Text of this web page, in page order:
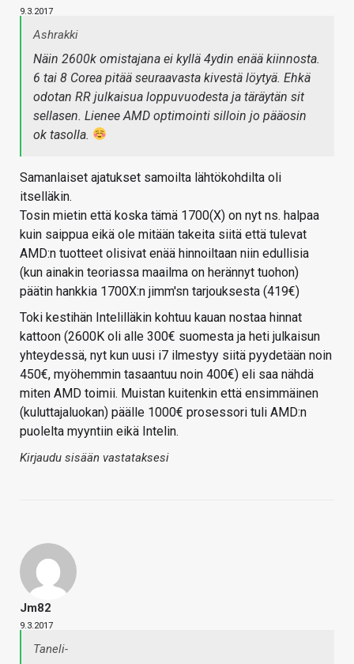
9.3.2017
Ashrakki
Näin 2600k omistajana ei kyllä 4ydin enää kiinnosta.
6 tai 8 Corea pitää seuraavasta kivestä löytyä. Ehkä
odotan RR julkaisua loppuvuodesta ja täräytän sit
sellasen. Lienee AMD optimointi silloin jo pääosin
ok tasolla.
Samanlaiset ajatukset samoilta lähtökohdilta oli
itselläkin.
Tosin mietin että koska tämä 1700(X) on nyt ns. halpaa
kuin saippua eikä ole mitään takeita siitä että tulevat
AMD:n tuotteet olisivat enää hinnoiltaan niin edullisia
(kun ainakin teoriassa maailma on herännyt tuohon)
päätin hankkia 1700X:n jimm'sn tarjouksesta (419€)
Toki kestihän Intelilläkin kohtuu kauan nostaa hinnat
kattoon (2600K oli alle 300€ suomesta ja heti julkaisun
yhteydessä, nyt kun uusi i7 ilmestyy siitä pyydetään noin
450€, myöhemmin tasaantuu noin 400€) eli saa nähdä
miten AMD toimii. Muistan kuitenkin että ensimmäinen
(kuluttajaluokan) päälle 1000€ prosessori tuli AMD:n
puolelta myyntiin eikä Intelin.
Kirjaudu sisään vastataksesi
Jm82
9.3.2017
Taneli-